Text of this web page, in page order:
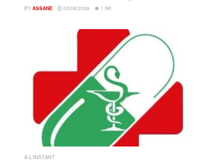
BY ASSANE 05/08/2026 1.5K
A L'INSTANT